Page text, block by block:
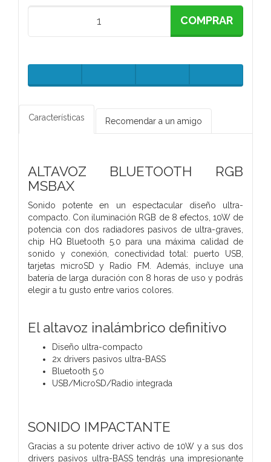
COMPRAR
Características Recomendar a un amigo
ALTAVOZ BLUETOOTH RGB
MSBAX
Sonido potente en un espectacular diseño ultra-
compacto. Con iluminación RGB de 8 efectos, 10W de
potencia con dos radiadores pasivos de ultra-graves,
chip HQ Bluetooth 5.0 para una máxima calidad de
sonido y conexión, conectividad total: puerto USB,
tarjetas microSD y Radio FM. Además, incluye una
batería de larga duración con 8 horas de uso y podrás
elegir a tu gusto entre varios colores.
El altavoz inalámbrico definitivo
Diseño ultra-compacto
2x drivers pasivos ultra-BASS
Bluetooth 5.0
USB/MicroSD/Radio integrada
SONIDO IMPACTANTE
Gracias a su potente driver activo de 10W y a sus dos
drivers pasivos ultra-BASS tendrás una impresionante